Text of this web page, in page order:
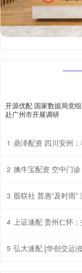
开源优配 国家数据局党
赴广州市开展调研
1 鼎泽配资 四川安州
2 擒牛宝配资 空中门
3 股联社 普惠“及时雨” 润
4 上证速配 贵州仁怀：打造以“
5 弘大速配 [华创交运|低空经济周报(第